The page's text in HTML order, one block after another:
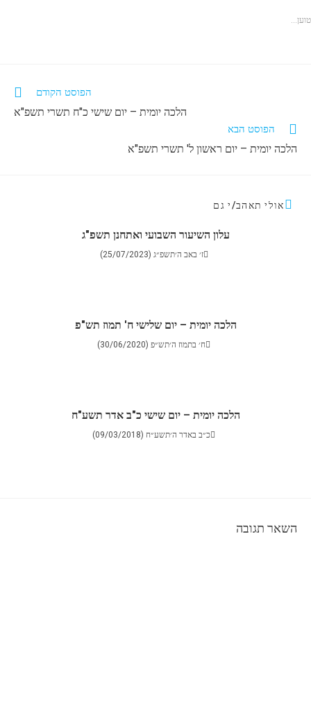
טוען...
הפוסט הקודם
הלכה יומית – יום שישי כ"ח תשרי תשפ"א
הפוסט הבא
הלכה יומית – יום ראשון ל' תשרי תשפ"א
אולי תאהב/י גם
עלון השיעור השבועי ואתחנן תשפ"ג
ז׳ באב ה׳תשפ״ג (25/07/2023)
הלכה יומית – יום שלישי ח' תמוז תש"פ
ח׳ בתמוז ה׳תש״פ (30/06/2020)
הלכה יומית – יום שישי כ"ב אדר תשע"ח
כ״ב באדר ה׳תשע״ח (09/03/2018)
השאר תגובה